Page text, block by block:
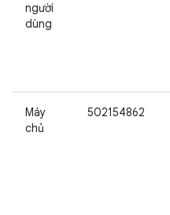
người
dùng
Máy
chủ
502154862